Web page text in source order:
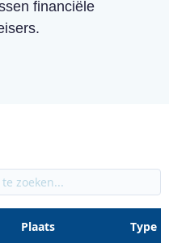
financiële
Plaats Type